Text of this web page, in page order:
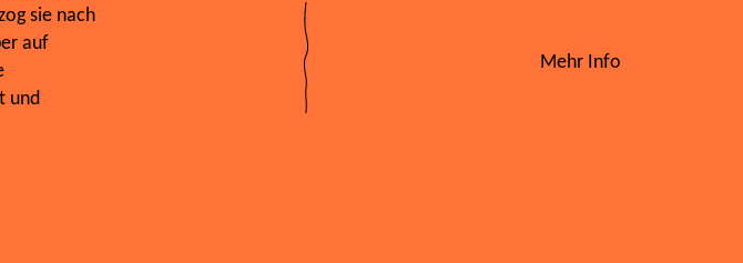
sie nach
auf
und
Mehr Info